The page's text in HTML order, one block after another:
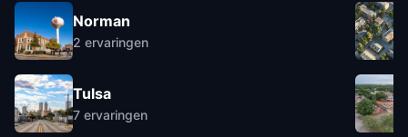
Norman
2 ervaringen
Tulsa
7 ervaringen